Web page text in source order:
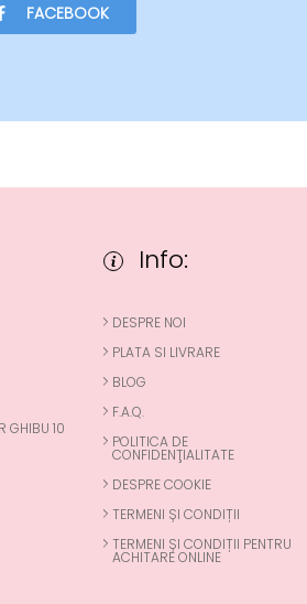
FACEBOOK
GHIBU 10
Info:
DESPRE NOI
PLATA SI LIVRARE
BLOG
F.A.Q.
POLITICA DE
CONFIDENŢIALITATE
DESPRE COOKIE
TERMENI ȘI CONDIȚII
TERMENI ȘI CONDIȚII PENTRU
ACHITARE ONLINE